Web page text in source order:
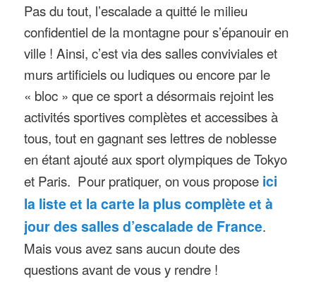
Pas du tout, l’escalade a quitté le milieu
confidentiel de la montagne pour s’épanouir en
ville ! Ainsi, c’est via des salles conviviales et
murs artificiels ou ludiques ou encore par le
« bloc » que ce sport a désormais rejoint les
activités sportives complètes et accessibes à
tous, tout en gagnant ses lettres de noblesse
en étant ajouté aux sport olympiques de Tokyo
et Paris. Pour pratiquer, on vous propose ici
la liste et la carte la plus complète et à
jour des salles d’escalade de France.
Mais vous avez sans aucun doute des
questions avant de vous y rendre !